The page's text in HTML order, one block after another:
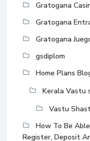
Gratogana
Gratogana
Gratogana
gsdiplom
Home Plans
Kerala Vastu
Vastu
How To Be
Register, Deposit